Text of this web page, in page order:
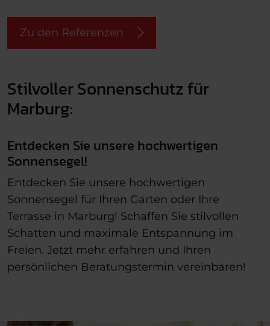
Zu den Referenzen
Stilvoller Sonnenschutz für
Marburg:
Entdecken Sie unsere hochwertigen
Sonnensegel!
Entdecken Sie unsere hochwertigen
Sonnensegel für Ihren Garten oder Ihre
Terrasse in Marburg! Schaffen Sie stilvollen
Schatten und maximale Entspannung im
Freien. Jetzt mehr erfahren und Ihren
persönlichen Beratungstermin vereinbaren!